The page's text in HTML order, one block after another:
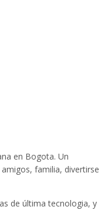
en Bogota. Un
familia, divertirse
de última tecnologia, y